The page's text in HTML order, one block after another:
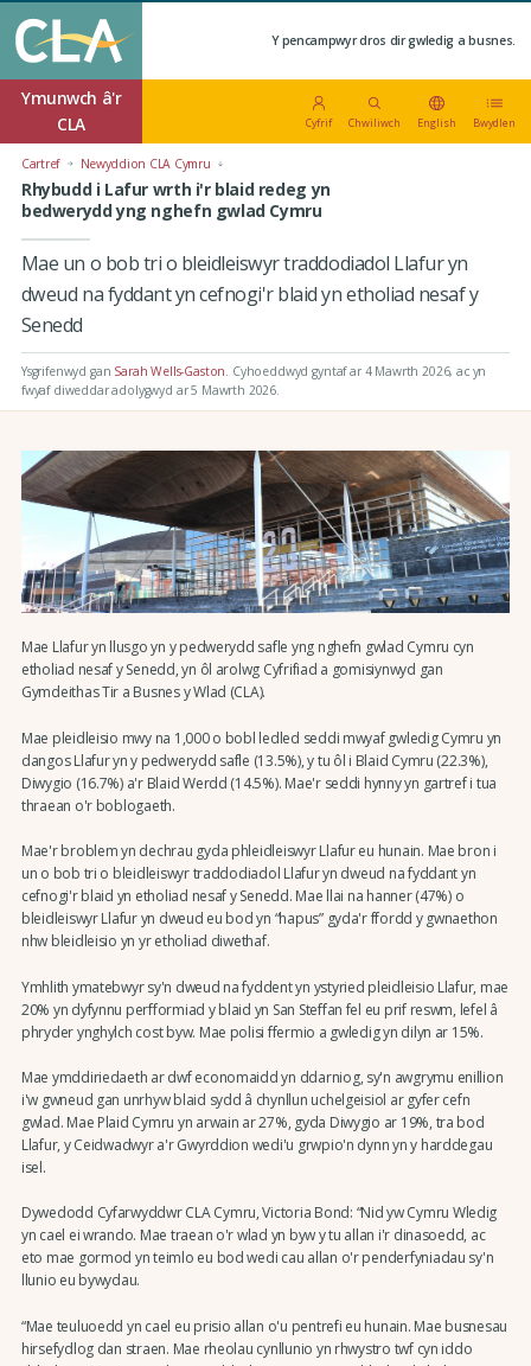
Y pencampwyr dros dir gwledig a busnes.
Ymunwch â'r
CLA
Cyfrif Chwiliwch English Bwydlen
Cartref Newyddion CLA Cymru
Rhybudd i Lafur wrth i'r blaid redeg yn
bedwerydd yng nghefn gwlad Cymru
Mae un o bob tri o bleidleiswyr traddodiadol Llafur yn
dweud na fyddant yn cefnogi'r blaid yn etholiad nesaf y
Senedd
Ysgrifenwyd gan Sarah Wells-Gaston Cyhoeddwyd gyntaf ar 4 Mawrth 2026, ac yn
fwyaf diweddar adolygwyd ar 5 Mawrth 2026.
Mae Llafur yn llusgo yn y pedwerydd safle yng nghefn gwlad Cymru cyn
etholiad nesaf y Senedd, yn ôl arolwg Cyfrifiad a gomisiynwyd gan
Gymdeithas Tir a Busnes y Wlad (CLA).
Mae pleidleisio mwy na 1,000 o bobl ledled seddi mwyaf gwledig Cymru yn
dangos Llafur yn y pedwerydd safle (13.5%), y tu ôl i Blaid Cymru (22.3%),
Diwygio (16.7%) a'r Blaid Werdd (14.5%). Mae'r seddi hynny yn gartref i tua
thraean o'r boblogaeth.
Mae'r broblem yn dechrau gyda phleidleiswyr Llafur eu hunain. Mae bron i
un o bob tri o bleidleiswyr traddodiadol Llafur yn dweud na fyddant yn
cefnogi'r blaid yn etholiad nesaf y Senedd. Mae llai na hanner (47%) o
bleidleiswyr Llafur yn dweud eu bod yn “hapus” gyda'r ffordd y gwnaethon
nhw bleidleisio yn yr etholiad diwethaf.
Ymhlith ymatebwyr sy'n dweud na fyddent yn ystyried pleidleisio Llafur, mae
20% yn dyfynnu perfformiad y blaid yn San Steffan fel eu prif reswm, lefel â
phryder ynghylch cost byw. Mae polisi ffermio a gwledig yn dilyn ar 15%.
Mae ymddiriedaeth ar dwf economaidd yn ddarniog, sy'n awgrymu enillion
i'w gwneud gan unrhyw blaid sydd â chynllun uchelgeisiol ar gyfer cefn
gwlad. Mae Plaid Cymru yn arwain ar 27%, gyda Diwygio ar 19%, tra bod
Llafur, y Ceidwadwyr a'r Gwyrddion wedi'u grwpio'n dynn yn y harddegau
isel.
Dywedodd Cyfarwyddwr CLA Cymru, Victoria Bond: “Nid yw Cymru Wledig
yn cael ei wrando. Mae traean o'r wlad yn byw y tu allan i'r dinasoedd, ac
eto mae gormod yn teimlo eu bod wedi cau allan o'r penderfyniadau sy'n
llunio eu bywydau.
“Mae teuluoedd yn cael eu prisio allan o'u pentrefi eu hunain. Mae busnesau
hirsefydlog dan straen. Mae rheolau cynllunio yn rhwystro twf cyn iddo